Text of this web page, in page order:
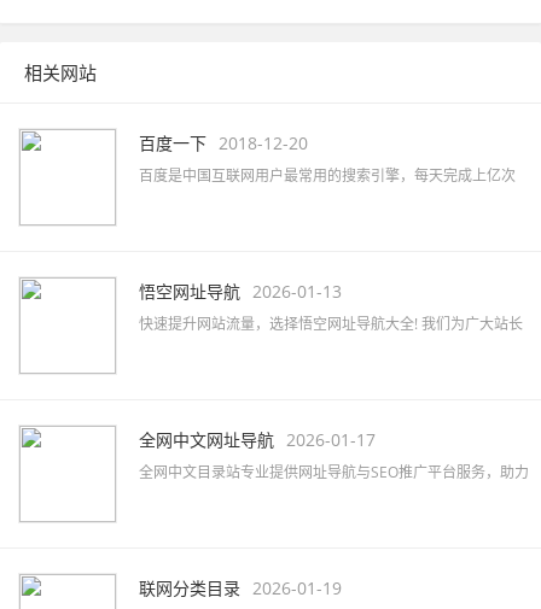
相关网站
百度一下 2018-12-20
百度是中国互联网用户最常用的搜索引擎，每天完成上亿次
悟空网址导航 2026-01-13
快速提升网站流量，选择悟空网址导航大全! 我们为广大站长
全网中文网址导航 2026-01-17
全网中文目录站专业提供网址导航与SEO推广平台服务，助力
联网分类目录 2026-01-19